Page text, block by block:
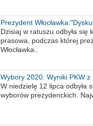
Prezydent
obrażajmy się”
Dzisiaj w ratuszu odbyła się
prasowa, podczas której
Włocławka..
Wybory 2020. Wyniki PKW z
procent obwodów
W niedzielę 12 lipca odbyła
wyborów prezydenckich.